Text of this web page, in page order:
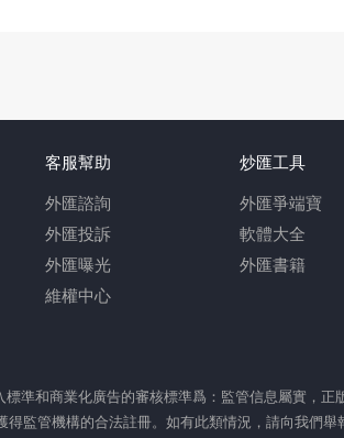
客服幫助
外匯諮詢
外匯投訴
外匯曝光
維權中心
炒匯工具
外匯爭端寶
軟體大全
外匯書籍
標準和商業化廣告的審核標準爲：監管信息屬實，
得監管機構的合法註冊。如有此類情況，請向我們